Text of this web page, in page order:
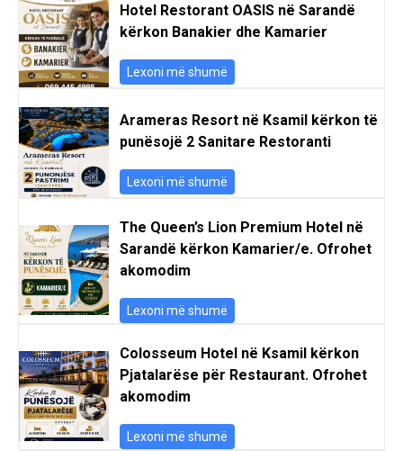
Hotel Restorant OASIS në Sarandë
kërkon Banakier dhe Kamarier
Lexoni më shumë
Arameras Resort në Ksamil kërkon të
punësojë 2 Sanitare Restoranti
Lexoni më shumë
The Queen’s Lion Premium Hotel në
Sarandë kërkon Kamarier/e. Ofrohet
akomodim
Lexoni më shumë
Colosseum Hotel në Ksamil kërkon
Pjatalarëse për Restaurant. Ofrohet
akomodim
Lexoni më shumë